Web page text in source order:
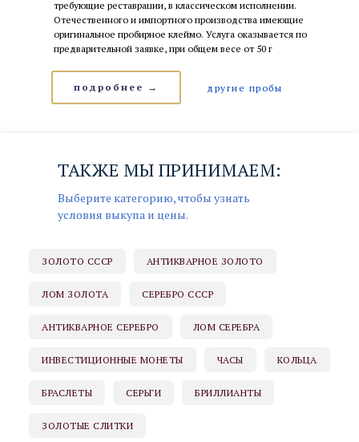
другие пробы
подробнее →
требующие реставрации, в классическом исполнении.
Отечественного и импортного производства имеющие
оригинальное пробирное клеймо. Услуга оказывается по
предварительной заявке, при общем весе от 50 г
ТАКЖЕ МЫ ПРИНИМАЕМ:
Выберите категорию, чтобы узнать
условия выкупа и цены.
ЗОЛОТО СССР АНТИКВАРНОЕ ЗОЛОТО
ЛОМ ЗОЛОТА СЕРЕБРО СССР
АНТИКВАРНОЕ СЕРЕБРО ЛОМ СЕРЕБРА
ИНВЕСТИЦИОННЫЕ МОНЕТЫ ЧАСЫ КОЛЬЦА
БРАСЛЕТЫ СЕРЬГИ БРИЛЛИАНТЫ
ЗОЛОТЫЕ СЛИТКИ